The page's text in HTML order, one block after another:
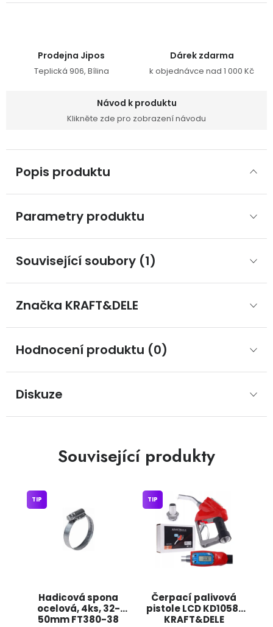
Prodejna Jipos
Teplická 906, Bílina
Dárek zdarma
k objednávce nad 1 000 Kč
Návod k produktu
Klikněte zde pro zobrazení návodu
Popis produktu
Parametry produktu
Související soubory (1)
Značka KRAFT&DELE
Hodnocení produktu (0)
Diskuze
Související produkty
Hadicová spona
ocelová, 4ks, 32-
50mm FT380-38
TIP
Čerpací palivová
pistole LCD KD10581
KRAFT&DELE
TIP